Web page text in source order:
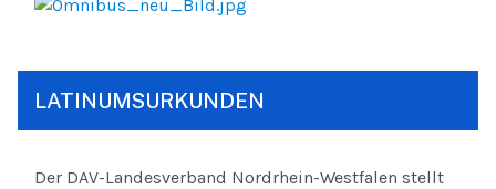
LATINUMSURKUNDEN
Der DAV-Landesverband Nordrhein-Westfalen stellt